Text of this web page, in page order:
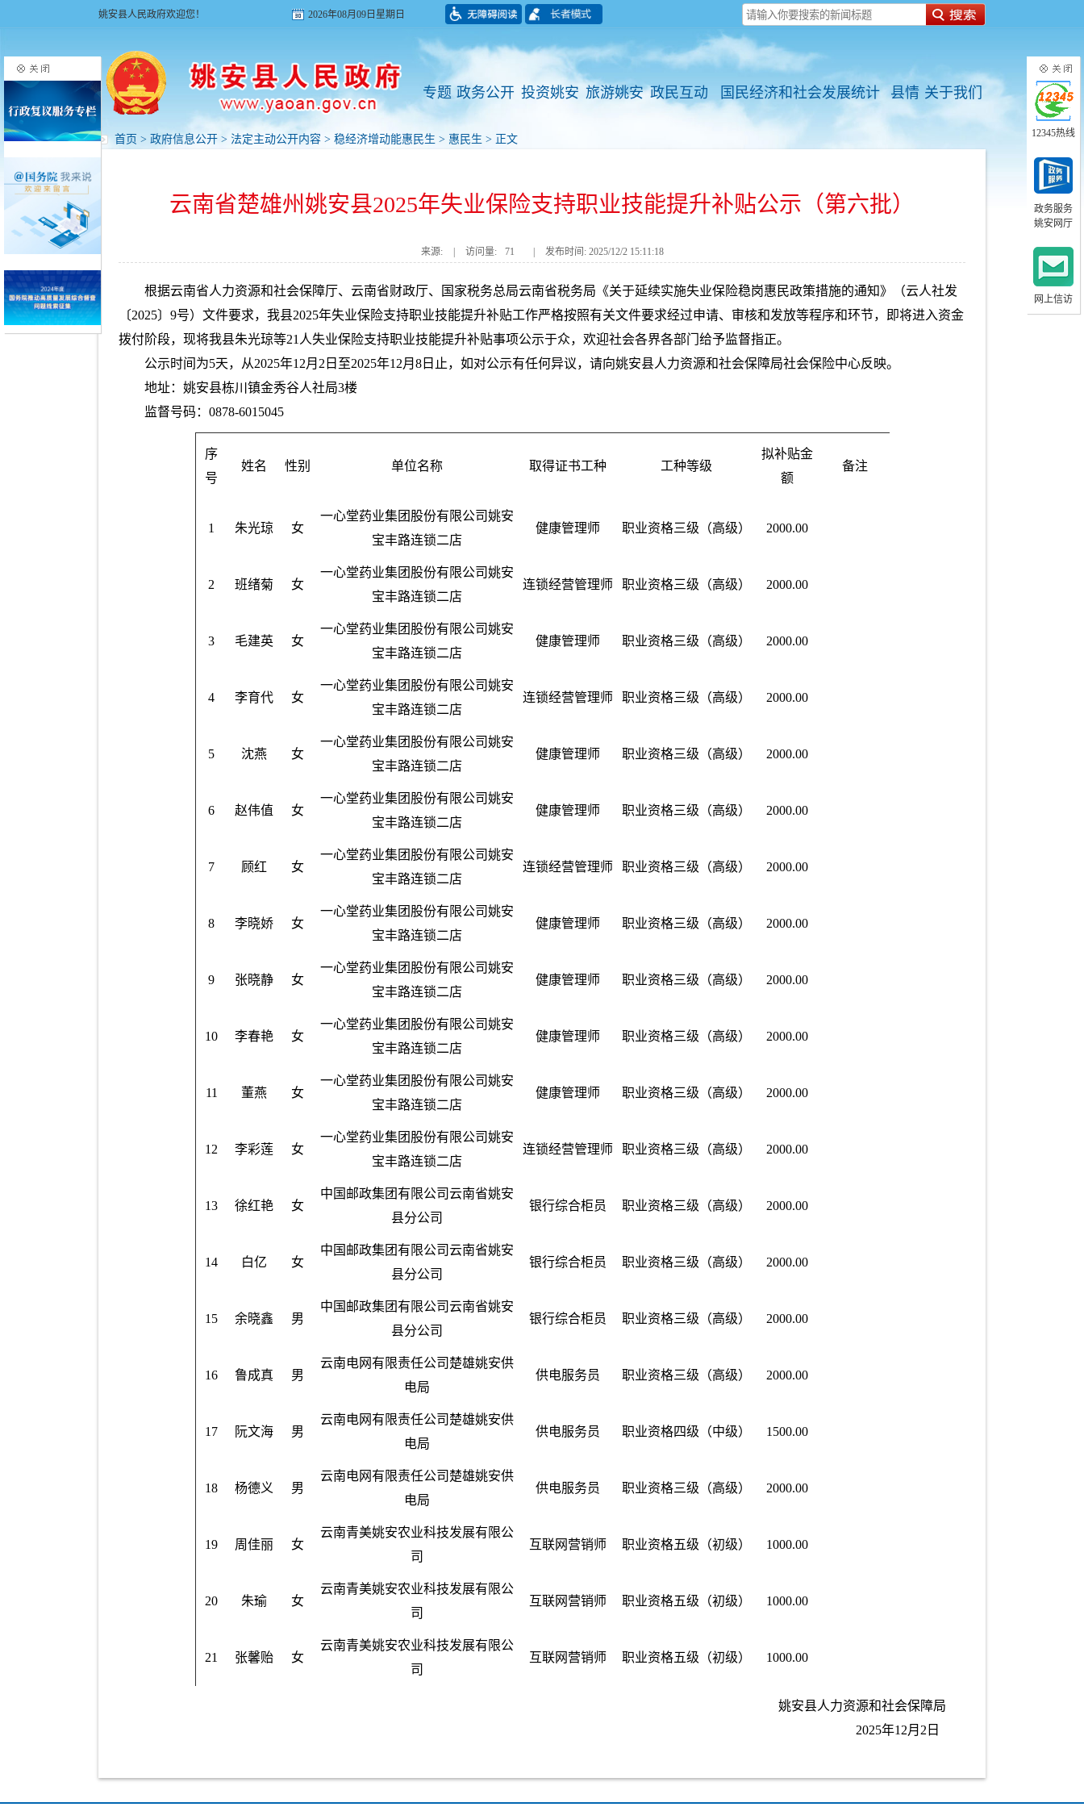
姚安县人民政府欢迎您！ 2026年08月09日星期日
专题 政务公开 投资姚安 旅游姚安 政民互动 国民经济和社会发展统计 县情 关于我们
首页 > 政府信息公开 > 法定主动公开内容 > 稳经济增动能惠民生 > 惠民生 > 正文
云南省楚雄州姚安县2025年失业保险支持职业技能提升补贴公示（第六批）
来源: 访问量: 71 发布时间: 2025/12/2 15:11:18
根据云南省人力资源和社会保障厅、云南省财政厅、国家税务总局云南省税务局《关于延续实施失业保险稳岗惠民政策措施的通知》（云人社发
〔2025〕9号）文件要求，我县2025年失业保险支持职业技能提升补贴工作严格按照有关文件要求经过申请、审核和发放等程序和环节，即将进入资金
拨付阶段，现将我县朱光琼等21人失业保险支持职业技能提升补贴事项公示于众，欢迎社会各界各部门给予监督指正。
公示时间为5天，从2025年12月2日至2025年12月8日止，如对公示有任何异议，请向姚安县人力资源和社会保障局社会保险中心反映。
地址：姚安县栋川镇金秀谷人社局3楼
监督号码：0878-6015045
序
号
姓名 性别 单位名称 取得证书工种 工种等级
拟补贴金
额
备注
1 朱光琼 女
一心堂药业集团股份有限公司姚安
宝丰路连锁二店
健康管理师 职业资格三级（高级） 2000.00
2 班绪菊 女
一心堂药业集团股份有限公司姚安
宝丰路连锁二店
连锁经营管理师 职业资格三级（高级） 2000.00
3 毛建英 女
一心堂药业集团股份有限公司姚安
宝丰路连锁二店
健康管理师 职业资格三级（高级） 2000.00
4 李育代 女
一心堂药业集团股份有限公司姚安
宝丰路连锁二店
连锁经营管理师 职业资格三级（高级） 2000.00
5 沈燕 女
一心堂药业集团股份有限公司姚安
宝丰路连锁二店
健康管理师 职业资格三级（高级） 2000.00
6 赵伟值 女
一心堂药业集团股份有限公司姚安
宝丰路连锁二店
健康管理师 职业资格三级（高级） 2000.00
7 顾红 女
一心堂药业集团股份有限公司姚安
宝丰路连锁二店
连锁经营管理师 职业资格三级（高级） 2000.00
8 李晓娇 女
一心堂药业集团股份有限公司姚安
宝丰路连锁二店
健康管理师 职业资格三级（高级） 2000.00
9 张晓静 女
一心堂药业集团股份有限公司姚安
宝丰路连锁二店
健康管理师 职业资格三级（高级） 2000.00
10 李春艳 女
一心堂药业集团股份有限公司姚安
宝丰路连锁二店
健康管理师 职业资格三级（高级） 2000.00
11 董燕 女
一心堂药业集团股份有限公司姚安
宝丰路连锁二店
健康管理师 职业资格三级（高级） 2000.00
12 李彩莲 女
一心堂药业集团股份有限公司姚安
宝丰路连锁二店
连锁经营管理师 职业资格三级（高级） 2000.00
13 徐红艳 女
中国邮政集团有限公司云南省姚安
县分公司
银行综合柜员 职业资格三级（高级） 2000.00
14 白亿 女
中国邮政集团有限公司云南省姚安
县分公司
银行综合柜员 职业资格三级（高级） 2000.00
15 余晓鑫 男
中国邮政集团有限公司云南省姚安
县分公司
银行综合柜员 职业资格三级（高级） 2000.00
16 鲁成真 男
云南电网有限责任公司楚雄姚安供
电局
供电服务员 职业资格三级（高级） 2000.00
17 阮文海 男
云南电网有限责任公司楚雄姚安供
电局
供电服务员 职业资格四级（中级） 1500.00
18 杨德义 男
云南电网有限责任公司楚雄姚安供
电局
供电服务员 职业资格三级（高级） 2000.00
19 周佳丽 女
云南青美姚安农业科技发展有限公
司
互联网营销师 职业资格五级（初级） 1000.00
20 朱瑜 女
云南青美姚安农业科技发展有限公
司
互联网营销师 职业资格五级（初级） 1000.00
21 张馨贻 女
云南青美姚安农业科技发展有限公
司
互联网营销师 职业资格五级（初级） 1000.00
姚安县人力资源和社会保障局
2025年12月2日
12345热线
政务服务
姚安网厅
网上信访